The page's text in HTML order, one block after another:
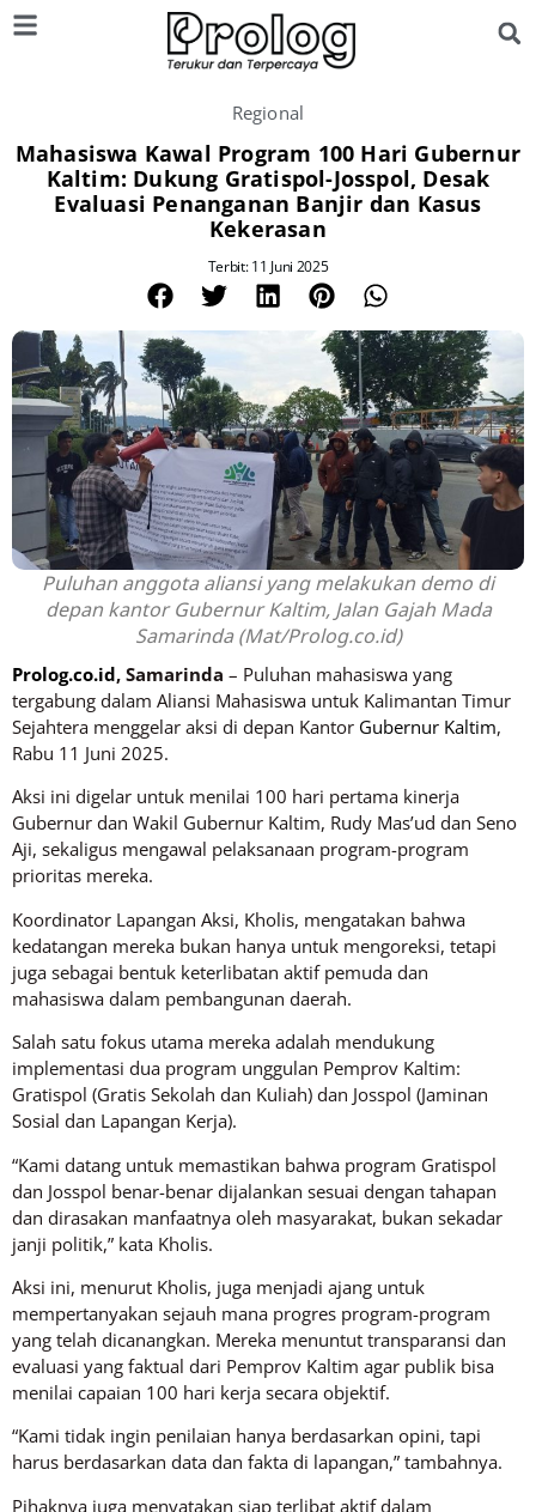
Regional
Mahasiswa Kawal Program 100 Hari Gubernur
Kaltim: Dukung Gratispol-Josspol, Desak
Evaluasi Penanganan Banjir dan Kasus
Kekerasan
Terbit: 11 Juni 2025
Puluhan anggota aliansi yang melakukan demo di
depan kantor Gubernur Kaltim, Jalan Gajah Mada
Samarinda (Mat/Prolog.co.id)
Prolog.co.id, Samarinda – Puluhan mahasiswa yang
tergabung dalam Aliansi Mahasiswa untuk Kalimantan Timur
Sejahtera menggelar aksi di depan Kantor Gubernur Kaltim,
Rabu 11 Juni 2025.
Aksi ini digelar untuk menilai 100 hari pertama kinerja
Gubernur dan Wakil Gubernur Kaltim, Rudy Mas’ud dan Seno
Aji, sekaligus mengawal pelaksanaan program-program
prioritas mereka.
Koordinator Lapangan Aksi, Kholis, mengatakan bahwa
kedatangan mereka bukan hanya untuk mengoreksi, tetapi
juga sebagai bentuk keterlibatan aktif pemuda dan
mahasiswa dalam pembangunan daerah.
Salah satu fokus utama mereka adalah mendukung
implementasi dua program unggulan Pemprov Kaltim:
Gratispol (Gratis Sekolah dan Kuliah) dan Josspol (Jaminan
Sosial dan Lapangan Kerja).
“Kami datang untuk memastikan bahwa program Gratispol
dan Josspol benar-benar dijalankan sesuai dengan tahapan
dan dirasakan manfaatnya oleh masyarakat, bukan sekadar
janji politik,” kata Kholis.
Aksi ini, menurut Kholis, juga menjadi ajang untuk
mempertanyakan sejauh mana progres program-program
yang telah dicanangkan. Mereka menuntut transparansi dan
evaluasi yang faktual dari Pemprov Kaltim agar publik bisa
menilai capaian 100 hari kerja secara objektif.
“Kami tidak ingin penilaian hanya berdasarkan opini, tapi
harus berdasarkan data dan fakta di lapangan,” tambahnya.
Pihaknya juga menyatakan siap terlibat aktif dalam